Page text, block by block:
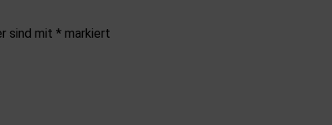
sind mit * markiert